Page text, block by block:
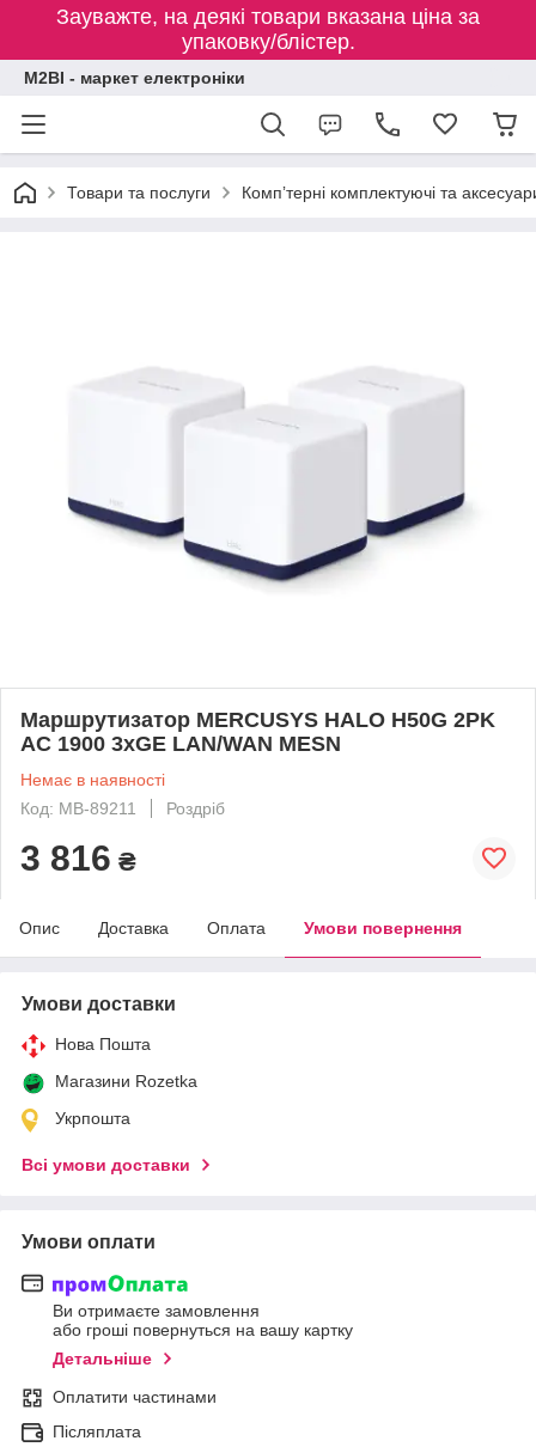
Зауважте, на деякі товари вказана ціна за
упаковку/блістер.
M2BI - маркет електроніки
Товари та послуги Компʼтерні комплектуючі та
Маршрутизатор MERCUSYS HALO H50G 2PK
AC 1900 3xGE LAN/WAN MESN
Немає в наявності
Код: MB-89211
Роздріб
3 816 ₴
Опис Доставка Оплата Умови повернення
Умови доставки
Нова Пошта
Магазини Rozetka
Укрпошта
Всі умови доставки
Умови оплати
Ви отримаєте замовлення
або гроші повернуться на вашу картку
Детальніше
Оплатити частинами
Післяплата